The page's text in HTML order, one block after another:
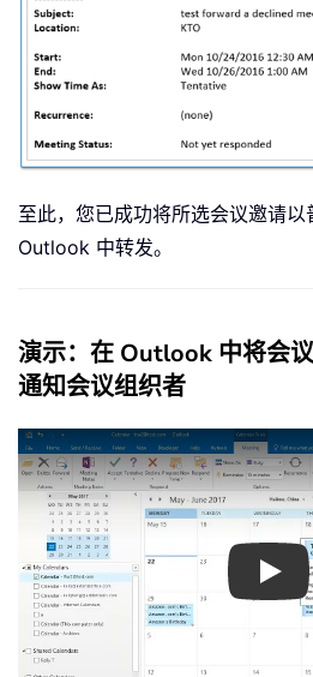
至此，您已成功将所选会议邀请以
Outlook 中转发。
演示：在 Outlook 中将会
通知会议组织者
Play